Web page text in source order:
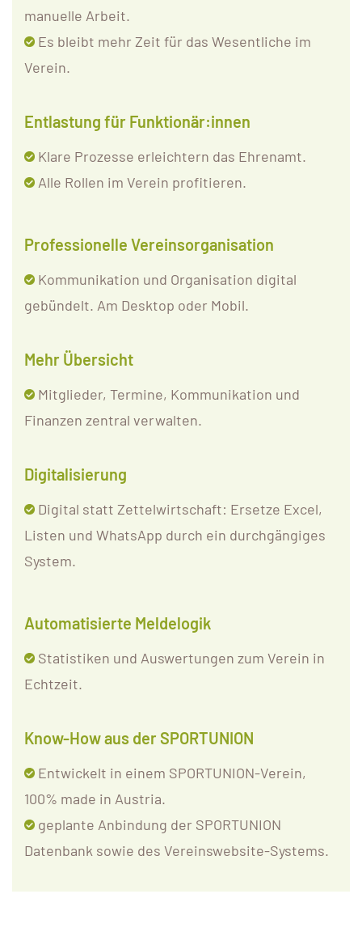
manuelle Arbeit.
Es bleibt mehr Zeit für das Wesentliche im
Verein.
Entlastung für Funktionär:innen
Klare Prozesse erleichtern das Ehrenamt.
Alle Rollen im Verein profitieren.
Professionelle Vereinsorganisation
Kommunikation und Organisation digital
gebündelt. Am Desktop oder Mobil.
Mehr Übersicht
Mitglieder, Termine, Kommunikation und
Finanzen zentral verwalten.
Digitalisierung
Digital statt Zettelwirtschaft: Ersetze Excel,
Listen und WhatsApp durch ein durchgängiges
System.
Automatisierte Meldelogik
Statistiken und Auswertungen zum Verein in
Echtzeit.
Know-How aus der SPORTUNION
Entwickelt in einem SPORTUNION-Verein,
100% made in Austria.
geplante Anbindung der SPORTUNION
Datenbank sowie des Vereinswebsite-Systems.